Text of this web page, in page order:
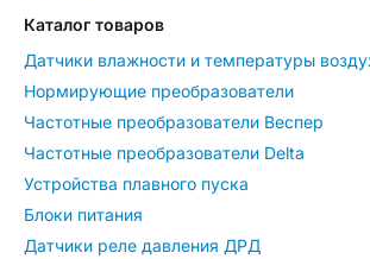
Каталог товаров
Датчики влажности и температуры
Нормирующие преобразователи
Частотные преобразователи Веспер
Частотные преобразователи Delta
Устройства плавного пуска
Блоки питания
Датчики реле давления ДРД